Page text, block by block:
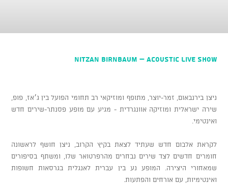
NITZAN BIRNBAUM – Acoustic Live Show
ניצן בירנבאום, זמר-יוצר, מתופף ומוזיקאי רב תחומי הפועל בין ג׳אז, פופ,
שירה ישראלית ומוזיקה אוונגרדית - מגיע עם מופע פסנתר-שירים חדש
ואינטימי.
לקראת אלבום חדש שעתיד לצאת בקיץ הקרוב, ניצן חושף לראשונה
חומרים חדשים לצד שירים נבחרים מהרפרטואר שלו, ומשתף בסיפורים
שמאחורי היצירה. המופע נע בין עברית לאנגלית בגרסאות חשופות
ואינטימיות, עם אורחים והפתעות.